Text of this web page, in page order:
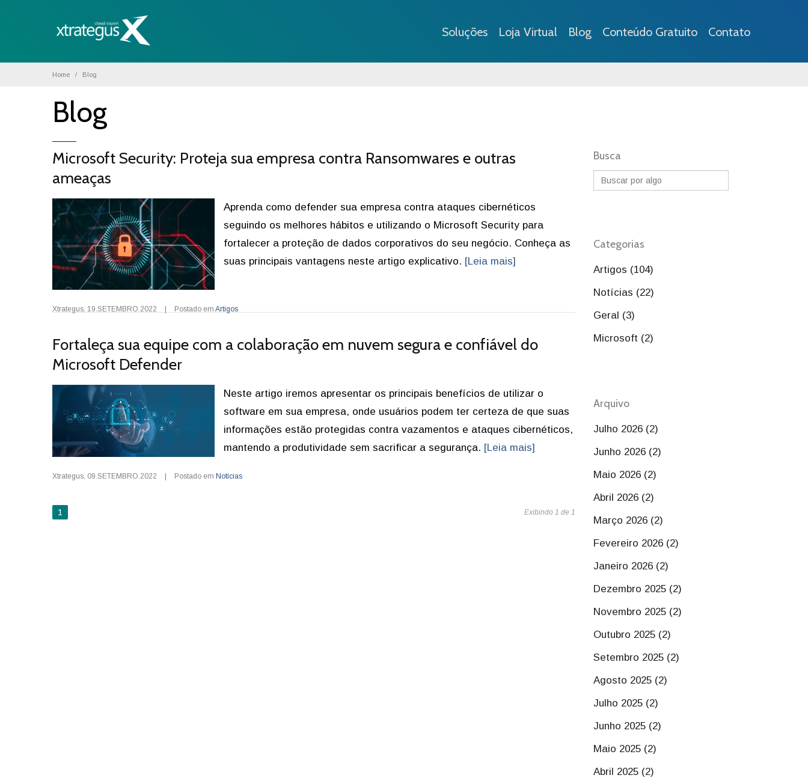
Soluções Loja Virtual Blog Conteúdo Gratuito Contato
Home Blog
Blog
Microsoft Security: Proteja sua empresa contra Ransomwares e outras
ameaças
Aprenda como defender sua empresa contra ataques cibernéticos
seguindo os melhores hábitos e utilizando o Microsoft Security para
fortalecer a proteção de dados corporativos do seu negócio. Conheça as
suas principais vantagens neste artigo explicativo. [Leia mais]
Xtrategus, 19.SETEMBRO.2022 Postado em Artigos
Fortaleça sua equipe com a colaboração em nuvem segura e confiável do
Microsoft Defender
Neste artigo iremos apresentar os principais benefícios de utilizar o
software em sua empresa, onde usuários podem ter certeza de que suas
informações estão protegidas contra vazamentos e ataques cibernéticos,
mantendo a produtividade sem sacrificar a segurança. [Leia mais]
Xtrategus, 09.SETEMBRO.2022 Postado em Notícias
1 Exibindo 1 de 1
Busca
Categorias
Artigos (104)
Notícias (22)
Geral (3)
Microsoft (2)
Arquivo
Julho 2026 (2)
Junho 2026 (2)
Maio 2026 (2)
Abril 2026 (2)
Março 2026 (2)
Fevereiro 2026 (2)
Janeiro 2026 (2)
Dezembro 2025 (2)
Novembro 2025 (2)
Outubro 2025 (2)
Setembro 2025 (2)
Agosto 2025 (2)
Julho 2025 (2)
Junho 2025 (2)
Maio 2025 (2)
Abril 2025 (2)